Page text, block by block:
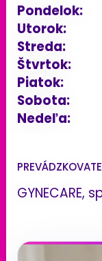
Pondelok:
Utorok:
Streda:
Štvrtok:
Piatok:
Sobota:
Nedeľa:
GYNECARE,